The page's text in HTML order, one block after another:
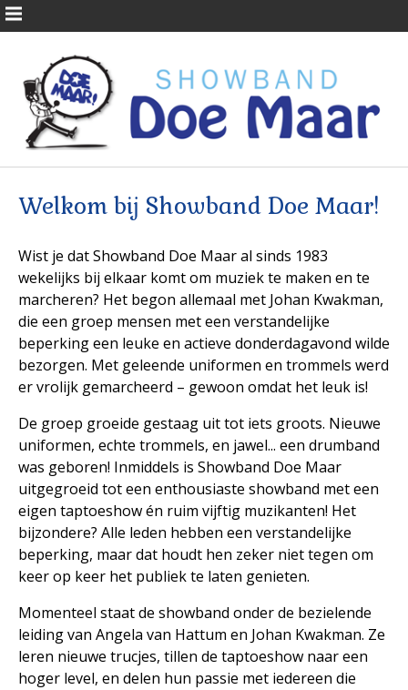
Welkom bij Showband Doe Maar!
Wist je dat Showband Doe Maar al sinds 1983
wekelijks bij elkaar komt om muziek te maken en te
marcheren? Het begon allemaal met Johan Kwakman,
die een groep mensen met een verstandelijke
beperking een leuke en actieve donderdagavond wilde
bezorgen. Met geleende uniformen en trommels werd
er vrolijk gemarcheerd – gewoon omdat het leuk is!
De groep groeide gestaag uit tot iets groots. Nieuwe
uniformen, echte trommels, en jawel... een drumband
was geboren! Inmiddels is Showband Doe Maar
uitgegroeid tot een enthousiaste showband met een
eigen taptoeshow én ruim vijftig muzikanten! Het
bijzondere? Alle leden hebben een verstandelijke
beperking, maar dat houdt hen zeker niet tegen om
keer op keer het publiek te laten genieten.
Momenteel staat de showband onder de bezielende
leiding van Angela van Hattum en Johan Kwakman. Ze
leren nieuwe trucjes, tillen de taptoeshow naar een
hoger level, en delen hun passie met iedereen die